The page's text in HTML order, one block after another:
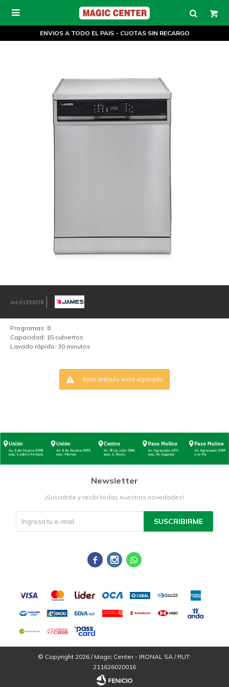

ENVIOS A TODO EL PAIS - CUOTAS SIN RECARGO
01351078
Programas: 8
Capacidad: 15 cubiertos
Lavado rápido: 30 minutos
Este artículo está agotado.
Newsletter
¡Suscribite y recibí todas nuestras novedades!
SUSCRIBIRME
  
© Copyright 2026 / Magic Center - IRONAL SA / RUT:
211626020016